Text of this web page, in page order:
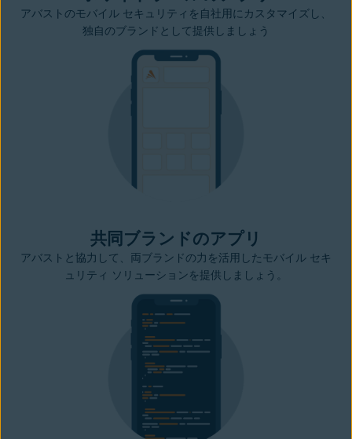
アバストのモバイル セキュリティを自社用にカスタマイズし、
独自のブランドとして提供しましょう
共同ブランドのアプリ
アバストと協力して、両ブランドの力を活用したモバイル セキ
ュリティ ソリューションを提供しましょう。